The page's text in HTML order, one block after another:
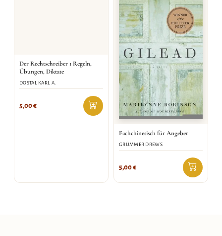
Der Rechtschreiber 1 Regeln,
Übungen, Diktate
DOSTAL KARL A.
5,00€
Fachchinesisch für Angeber
GRÜMMER DREWS
5,00€